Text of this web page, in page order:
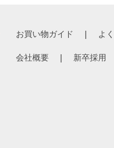
お買い物ガイド よ
会社概要 新卒採用